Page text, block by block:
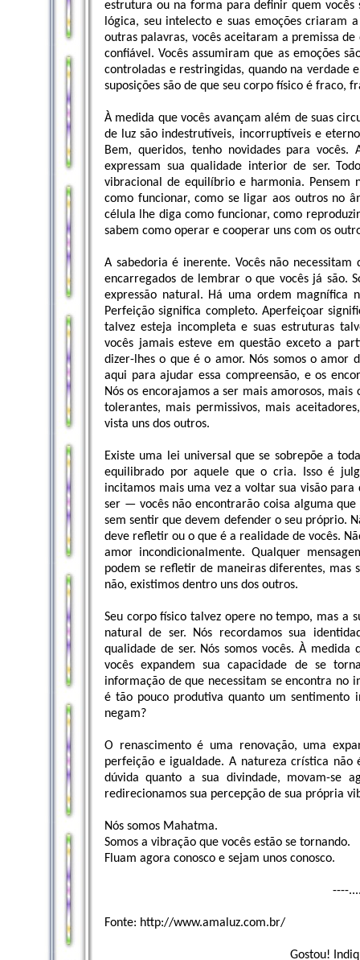
estrutura ou na forma para definir quem vocês
lógica, seu intelecto e suas emoções criaram
outras palavras, vocês aceitaram a premissa
confiável. Vocês assumiram que as emoções
controladas e restringidas, quando na verdade
suposições são de que seu corpo físico é fraco,
À medida que vocês avançam além de suas
de luz são indestrutíveis, incorruptíveis e
Bem, queridos, tenho novidades para
expressam sua qualidade interior de ser.
vibracional de equilíbrio e harmonia. Pensem
como funcionar, como se ligar aos outros no
célula lhe diga como funcionar, como
sabem como operar e cooperar uns com os
A sabedoria é inerente. Vocês não necessitam
encarregados de lembrar o que vocês já são.
expressão natural. Há uma ordem magnífica
Perfeição significa completo. Aperfeiçoar
talvez esteja incompleta e suas estruturas
vocês jamais esteve em questão exceto a
dizer-lhes o que é o amor. Nós somos o amor
aqui para ajudar essa compreensão, e os
Nós os encorajamos a ser mais amorosos,
tolerantes, mais permissivos, mais
vista uns dos outros.
Existe uma lei universal que se sobrepõe a
equilibrado por aquele que o cria. Isso é
incitamos mais uma vez a voltar sua visão
ser — vocês não encontrarão coisa alguma
sem sentir que devem defender o seu próprio.
deve refletir ou o que é a realidade de vocês.
amor incondicionalmente. Qualquer
podem se refletir de maneiras diferentes, mas
não, existimos dentro uns dos outros.
Seu corpo físico talvez opere no tempo, mas a
natural de ser. Nós recordamos sua
qualidade de ser. Nós somos vocês. À
vocês expandem sua capacidade de se
informação de que necessitam se encontra no
é tão pouco produtiva quanto um sentimento
negam?
O renascimento é uma renovação, uma
perfeição e igualdade. A natureza crística não
dúvida quanto a sua divindade, movam-se
redirecionamos sua percepção de sua própria
Nós somos Mahatma.
Somos a vibração que vocês estão se tornando.
Fluam agora conosco e sejam unos conosco.
----
Fonte: http://www.amaluz.com.br/
Gostou!